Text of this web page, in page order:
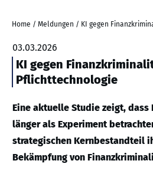
Home / Meldungen /
03.03.2026
KI gegen
Pflichttechnologie
Eine aktuelle Studie zeigt,
länger als Experiment
strategischen Kernbestandteil
Bekämpfung von